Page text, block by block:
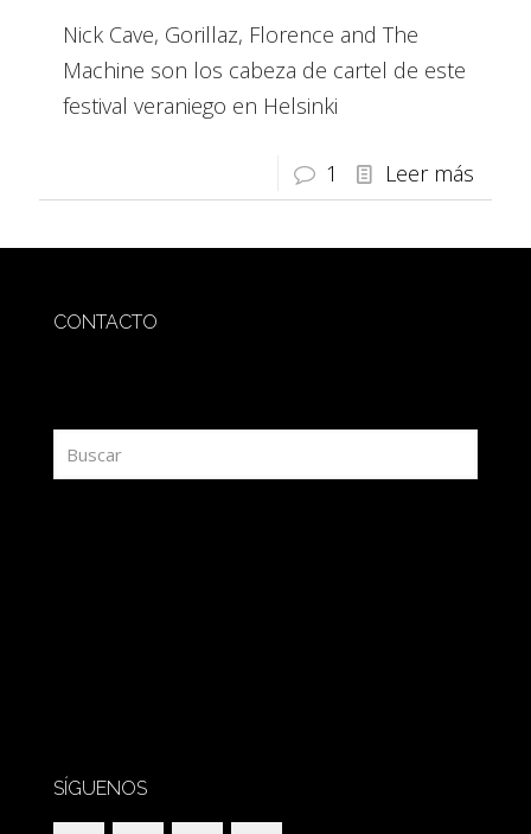
Nick Cave, Gorillaz, Florence and The
Machine son los cabeza de cartel de este
festival veraniego en Helsinki
1 Leer más
CONTACTO
SÍGUENOS